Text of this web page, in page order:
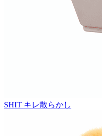
SHIT キレ散らかし